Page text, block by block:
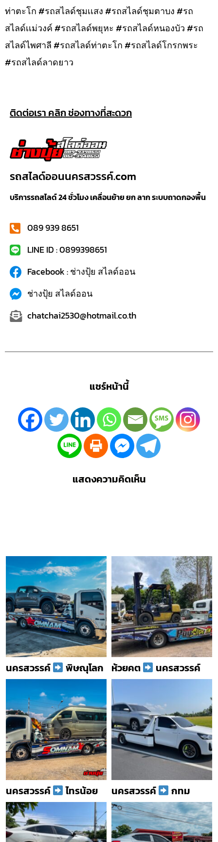
ท่าตะโก #รถสไลด์ชุมเเสง #รถสไลด์ชุมตาบง #รถ
สไลด์เเม่วงค์ #รถสไลด์พยุหะ #รถสไลด์หนองบัว #รถ
สไลด์ไพศาลี #รถสไลด์ท่าตะโก #รถสไลด์โกรกพระ
#รถสไลด์ลาดยาว
ติดต่อเรา คลิก ช่องทางที่สะดวก
รถสไลด์ออนนครสวรรค์.com
บริการรถสไลด์ 24 ชั่วโมง เคลื่อนย้าย ยก ลาก ระบบถาดกองพื้น
089 939 8651
LINE ID : 0899398651
Facebook : ช่างปุ้ย สไลด์ออน
ช่างปุ้ย สไลด์ออน
chatchai2530@hotmail.co.th
แชร์หน้านี้
แสดงความคิดเห็น
นครสวรรค์ พิษณุโลก ห้วยคต นครสวรรค์
นครสวรรค์ ไทรน้อย นครสวรรค์ กทม